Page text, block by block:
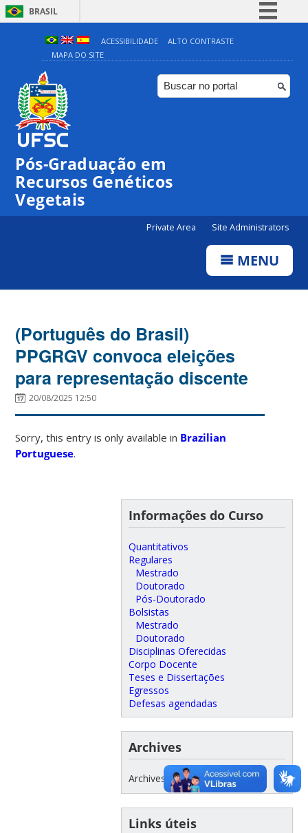
BRASIL
Simplifique!
Comunica BR
Participe
ACESSIBILIDADE
ALTO CONTRASTE
MAPA DO SITE
Pós-Graduação em
Recursos Genéticos
Vegetais
Private Area Site Administrators
MENU
(Português do Brasil)
PPGRGV convoca eleições
para representação discente
20/08/2025 12:50
Sorry, this entry is only available in Brazilian
Portuguese.
Informações do Curso
Quantitativos
Regulares
Mestrado
Doutorado
Pós-Doutorado
Bolsistas
Mestrado
Doutorado
Disciplinas Oferecidas
Corpo Docente
Teses e Dissertações
Egressos
Defesas agendadas
Archives
Archives
Links úteis